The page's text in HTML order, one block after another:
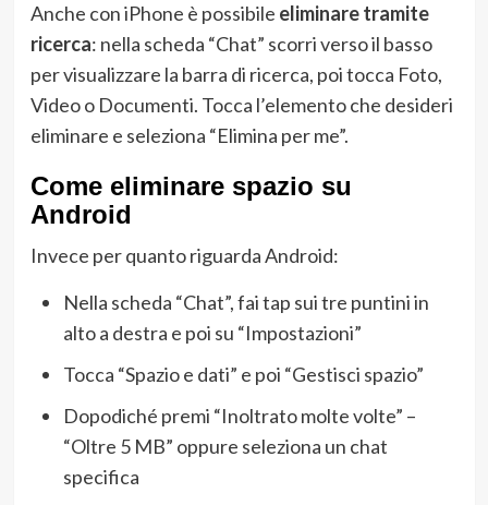
Anche con iPhone è possibile eliminare tramite
ricerca: nella scheda “Chat” scorri verso il basso
per visualizzare la barra di ricerca, poi tocca Foto,
Video o Documenti. Tocca l’elemento che desideri
eliminare e seleziona “Elimina per me”.
Come eliminare spazio su
Android
Invece per quanto riguarda Android:
Nella scheda “Chat”, fai tap sui tre puntini in
alto a destra e poi su “Impostazioni”
Tocca “Spazio e dati” e poi “Gestisci spazio”
Dopodiché premi “Inoltrato molte volte” –
“Oltre 5 MB” oppure seleziona un chat
specifica